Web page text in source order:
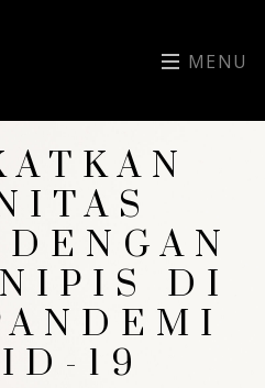
MENU
DI
19